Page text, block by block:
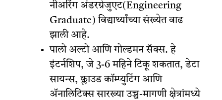
नीअरिंग अंडरग्रेजुएट(Engineering
Graduate) विद्यार्थ्यांच्या संख्येत वाढ
झाली आहे.
पालो अल्टो आणि गोल्डमन सॅक्स. हे
इंटर्नशिप, जे 3-6 महिने टिकू शकतात, डेटा
सायन्स, क्लाउड कॉम्प्युटिंग आणि
ॲनालिटिक्स सारख्या उच्च-मागणी क्षेत्रांमध्ये